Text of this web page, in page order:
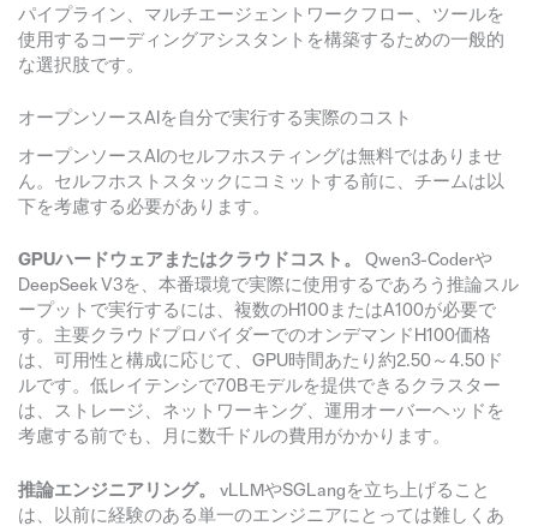
パイプライン、マルチエージェントワークフロー、ツールを
使用するコーディングアシスタントを構築するための一般的
な選択肢です。
オープンソースAIを自分で実行する実際のコスト
オープンソースAIのセルフホスティングは無料ではありませ
ん。セルフホストスタックにコミットする前に、チームは以
下を考慮する必要があります。
GPUハードウェアまたはクラウドコスト。
Qwen3-Coderや
DeepSeek V3を、本番環境で実際に使用するであろう推論スル
ープットで実行するには、複数のH100またはA100が必要で
す。主要クラウドプロバイダーでのオンデマンドH100価格
は、可用性と構成に応じて、GPU時間あたり約2.50～4.50ド
ルです。低レイテンシで70Bモデルを提供できるクラスター
は、ストレージ、ネットワーキング、運用オーバーヘッドを
考慮する前でも、月に数千ドルの費用がかかります。
推論エンジニアリング。
vLLMやSGLangを立ち上げること
は、以前に経験のある単一のエンジニアにとっては難しくあ